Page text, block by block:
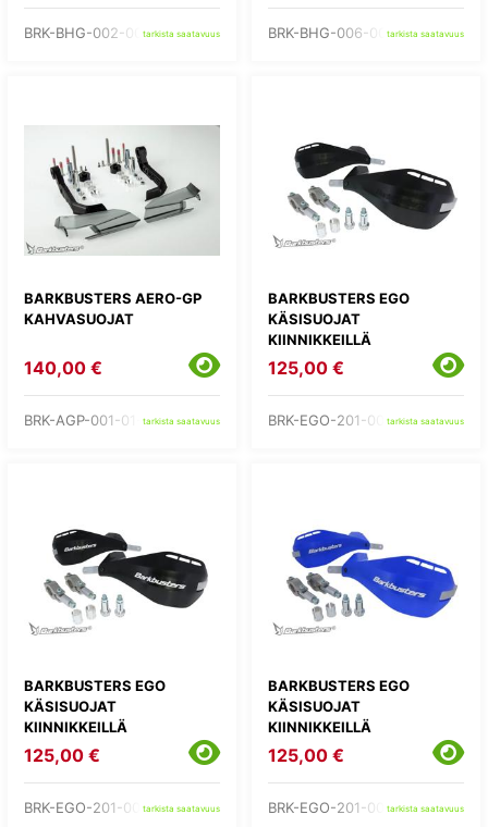
BRK-BHG-002-00-NPtarkista saatavuus BRK-BHG-006-00-NPtarkista saatavuus
BARKBUSTERS AERO-GP
KAHVASUOJAT
140,00 €
BRK-AGP-001-01-BKtarkista saatavuus
BARKBUSTERS EGO
KÄSISUOJAT
KIINNIKKEILLÄ
125,00 €
BRK-EGO-201-00-BBtarkista saatavuus
BARKBUSTERS EGO
KÄSISUOJAT
KIINNIKKEILLÄ
125,00 €
BRK-EGO-201-00-BKtarkista saatavuus
BARKBUSTERS EGO
KÄSISUOJAT
KIINNIKKEILLÄ
125,00 €
BRK-EGO-201-00-BUtarkista saatavuus